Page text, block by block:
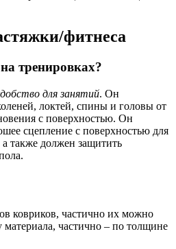
фитнеса
тренировках?
для занятий. Он
локтей, спины и головы от
с поверхностью. Он
сцепление с поверхностью для
также должен защитить
ковриков, частично их можно
частично – по толщине